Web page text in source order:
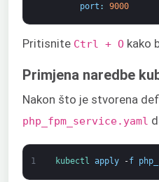
port : 9000
Pritisnite Ctrl + O kako
Primjena naredbe
Nakon što je stvorena
php_fpm_service.yaml
1 kubectl apply -f